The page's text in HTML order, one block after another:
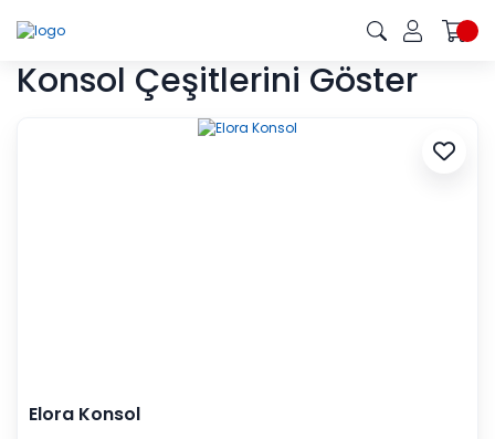
Konsol Çeşitlerini Göster
Elora Konsol